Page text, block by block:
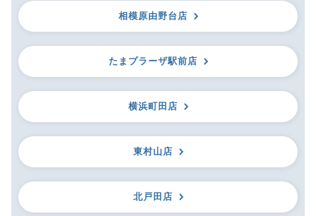
相模原由野台店
たまプラーザ駅前店
横浜町田店
東村山店
北戸田店